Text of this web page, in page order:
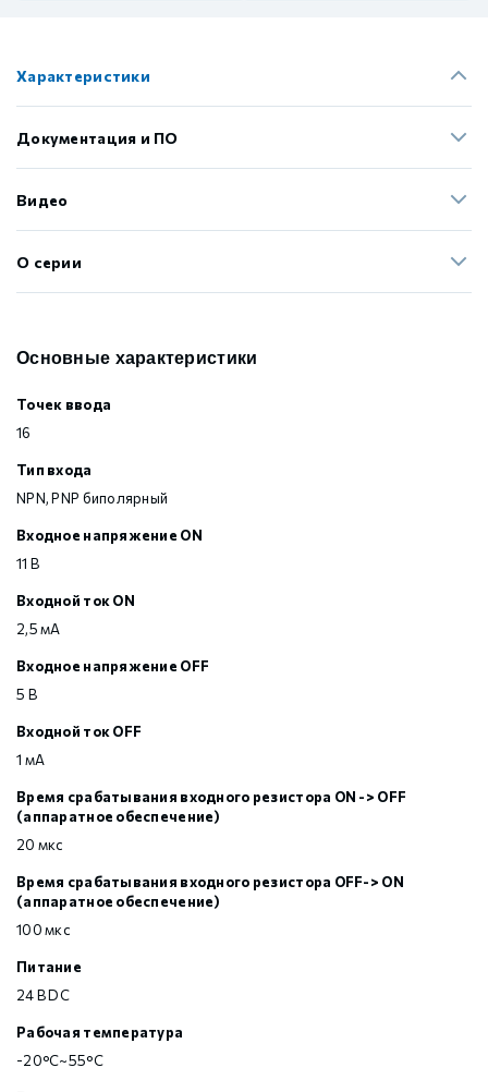
Характеристики
Документация и ПО
Видео
О серии
Основные характеристики
Точек ввода
16
Тип входа
NPN, PNP биполярный
Входное напряжение ON
11 В
Входной ток ON
2,5 мА
Входное напряжение OFF
5 В
Входной ток OFF
1 мА
Время срабатывания входного резистора ON -> OFF
(аппаратное обеспечение)
20 мкс
Время срабатывания входного резистора OFF-> ON
(аппаратное обеспечение)
100 мкс
Питание
24 В DC
Рабочая температура
-20°C~55°C